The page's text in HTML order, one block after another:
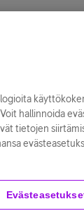
hallinnoida
tietojen